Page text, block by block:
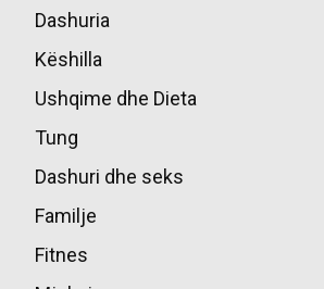
Dashuria
Këshilla
Ushqime dhe Dieta
Tung
Dashuri dhe seks
Familje
Fitnes